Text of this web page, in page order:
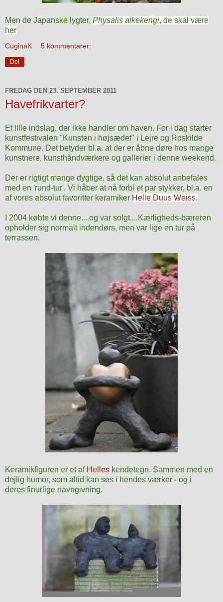
Men de Japanske lygter, Physalis alkekengi, de skal være
her
CuginaK 5 kommentarer:
Del
FREDAG DEN 23. SEPTEMBER 2011
Havefrikvarter?
Et lille indslag, der ikke handler om haven. For i dag starter
kunstfestivalen "Kunsten i højsædet" i Lejre og Roskilde
Kommune. Det betyder bl.a. at der er åbne døre hos mange
kunstnere, kunsthåndværkere og gallerier i denne weekend.
Der er rigtigt mange dygtige, så det kan absolut anbefales
med en 'rund-tur'. Vi håber at nå forbi et par stykker, bl.a. en
af vores absolut favoritter keramiker Helle Duus Weiss.
I 2004 købte vi denne....og var solgt....Kærligheds-bæreren
opholder sig normalt indendørs, men var lige en tur på
terrassen.
Keramikfiguren er et af Helles kendetegn. Sammen med en
dejlig humor, som altid kan ses i hendes værker - og i
deres finurlige navngivning.